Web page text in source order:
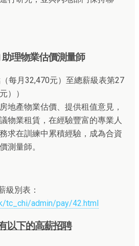
理物業估價測量師
每月32,470元）至總薪級表第27
））
地產物業估價、提供租值意見，
物業租賃，在經驗豐富的專業人
求在訓練中累積經驗，成為合資
測量師。
級別表：
tc_chi/admin/pay/42.html
以下的高薪招聘